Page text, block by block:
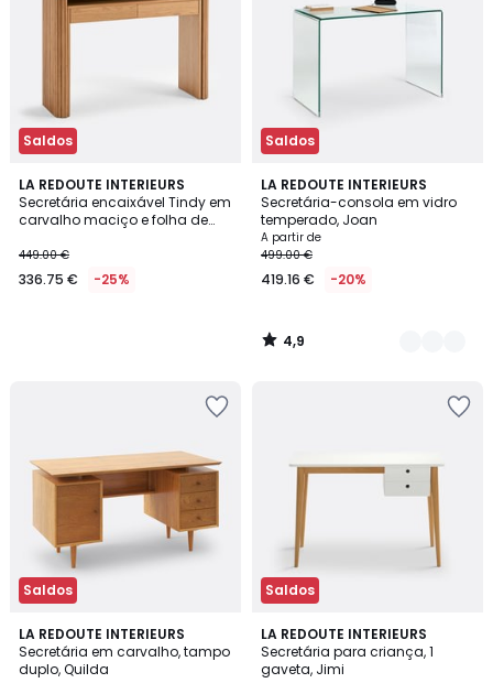
Saldos
LA REDOUTE INTERIEURS
Secretária encaixável Tindy em
carvalho maciço e folha de
449.00 €
336.75 € -25%
Saldos
LA REDOUTE INTERIEURS
Secretária-consola em vidro
temperado, Joan
A partir de
499.00 €
419.16 € -20%
4,9
/ 5
2
Cores
4,9
/
Saldos
LA REDOUTE INTERIEURS
Secretária em carvalho, tampo
duplo, Quilda
4,4
/ 5
Saldos
LA REDOUTE INTERIEURS
Secretária para criança, 1
gaveta, Jimi
4,2
/ 5